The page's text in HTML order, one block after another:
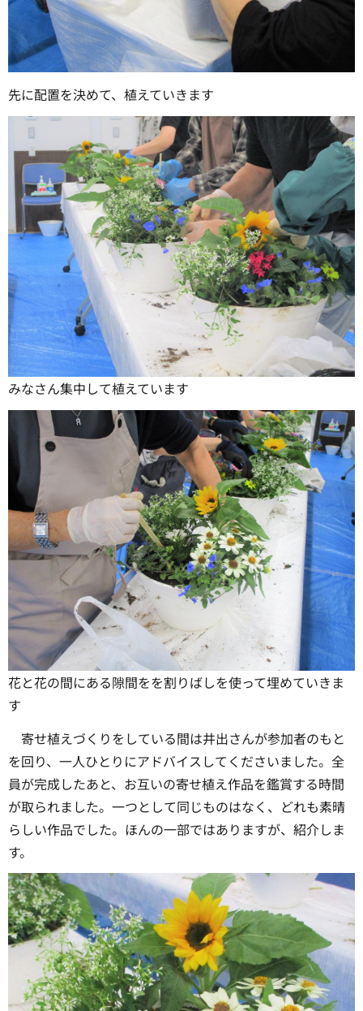
先に配置を決めて、植えていきます
みなさん集中して植えています
花と花の間にある隙間をを割りばしを使って埋めていきま
す
寄せ植えづくりをしている間は井出さんが参加者のもと
を回り、一人ひとりにアドバイスしてくださいました。全
員が完成したあと、お互いの寄せ植え作品を鑑賞する時間
が取られました。一つとして同じものはなく、どれも素晴
らしい作品でした。ほんの一部ではありますが、紹介しま
す。